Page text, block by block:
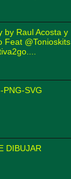
by Raul Acosta y
Feat @Tonioskits
PNG-SVG
DIBUJAR